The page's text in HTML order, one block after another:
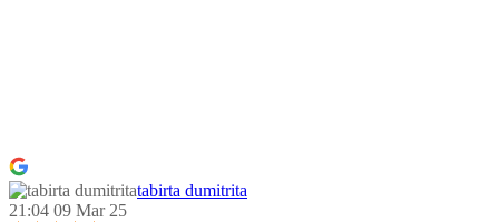
tabirta dumitrita
21:04 09 Mar 25